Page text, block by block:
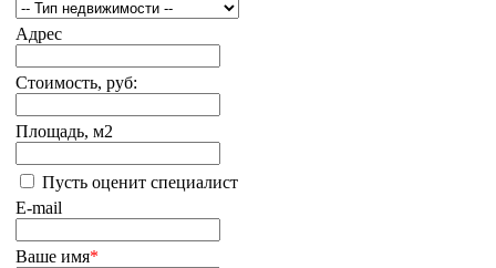
Адрес
Стоимость, руб:
Площадь, м2
Пусть оценит специалист
E-mail
Ваше имя*